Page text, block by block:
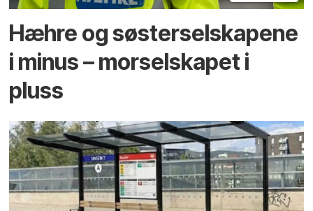
Hæhre og søster­selskapene
i minus – mor­selskapet i
pluss